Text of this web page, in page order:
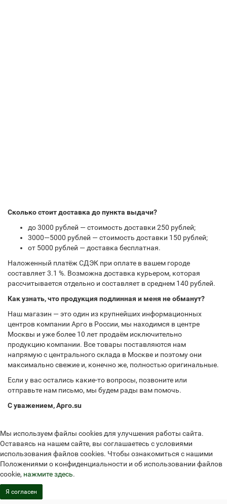
Сколько стоит доставка до пункта выдачи?
до 3000 рублей — стоимость доставки 250 рублей;
3000—5000 рублей — стоимость доставки 150 рублей;
от 5000 рублей — доставка бесплатная.
Наложенный платёж СДЭК при оплате в вашем городе
составляет 3.1 %. Возможна доставка курьером, которая
рассчитывается отдельно и составляет в среднем 140 рублей.
Как узнать, что продукция подлинная и меня не обманут?
Наш магазин — это один из крупнейших информационных
центров компании Арго в России, мы находимся в центре
Москвы и уже более 10 лет продаём исключительно
продукцию компании. Все товары поставляются нам
напрямую с центрального склада в Москве и поэтому они
максимально свежие и, конечно же, полностью оригинальные.
Если у вас остались какие-то вопросы, позвоните или
отправьте нам письмо, мы будем рады вам помочь.
С уважением, Арго.su
Мы используем файлы cookies для улучшения работы сайта.
Оставаясь на нашем сайте, вы соглашаетесь с условиями
использования файлов cookies. Чтобы ознакомиться с нашими
Положениями о конфиденциальности и об использовании файлов
cookie, нажмите здесь.
Я согласен